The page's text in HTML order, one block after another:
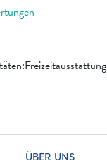
ÜBER UNS